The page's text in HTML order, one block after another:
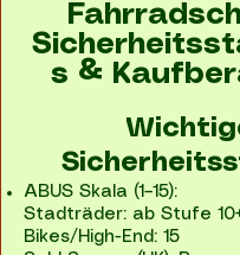
s &
ABUS Skala (1–15):
Stadträder: ab Stufe
Bikes/High-End: 15